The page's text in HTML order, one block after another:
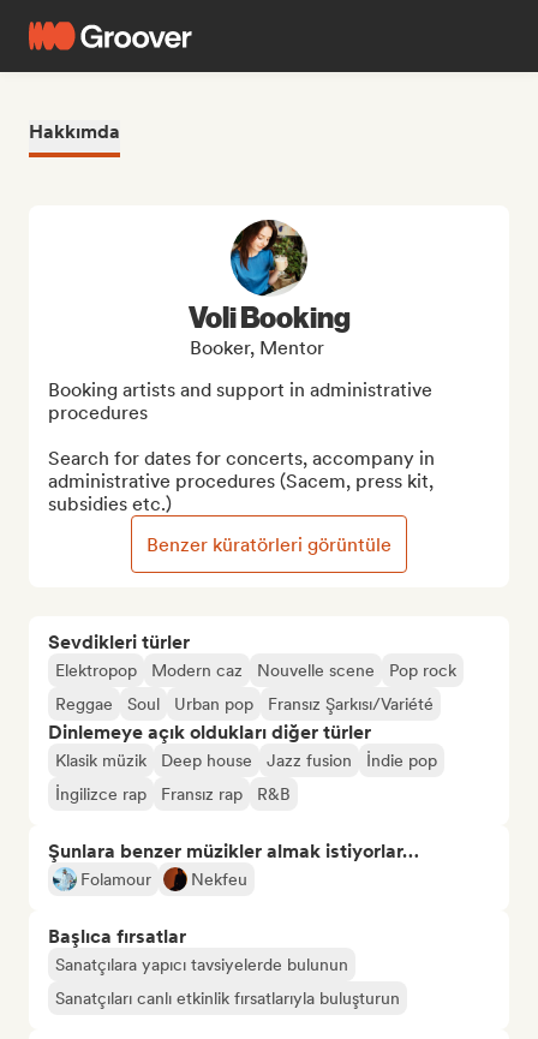
Hakkımda
Sevdikleri türler
Elektropop Modern caz Nouvelle scene
Pop rock
Reggae
Soul Urban pop Fransız Şarkısı/Variété
Dinlemeye açık oldukları diğer türler
Klasik müzik Deep house Jazz fusion
İndie pop
İngilizce rap
Fransız rap R&B
Şunlara benzer müzikler almak istiyorlar…
Folamour Nekfeu
Başlıca fırsatlar
Sanatçılara yapıcı tavsiyelerde bulunun
Sanatçıları canlı etkinlik fırsatlarıyla buluşturun
Voli Booking
Booker, Mentor
Booking artists and support in administrative
procedures
Search for dates for concerts, accompany in
administrative procedures (Sacem, press kit,
subsidies etc.)
Benzer küratörleri görüntüle